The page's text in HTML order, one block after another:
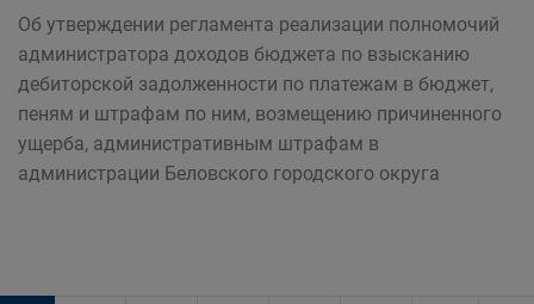
Об утверждении регламента реализации полномочий
администратора доходов бюджета по взысканию
дебиторской задолженности по платежам в бюджет,
пеням и штрафам по ним, возмещению причиненного
ущерба, административным штрафам в
администрации Беловского городского округа